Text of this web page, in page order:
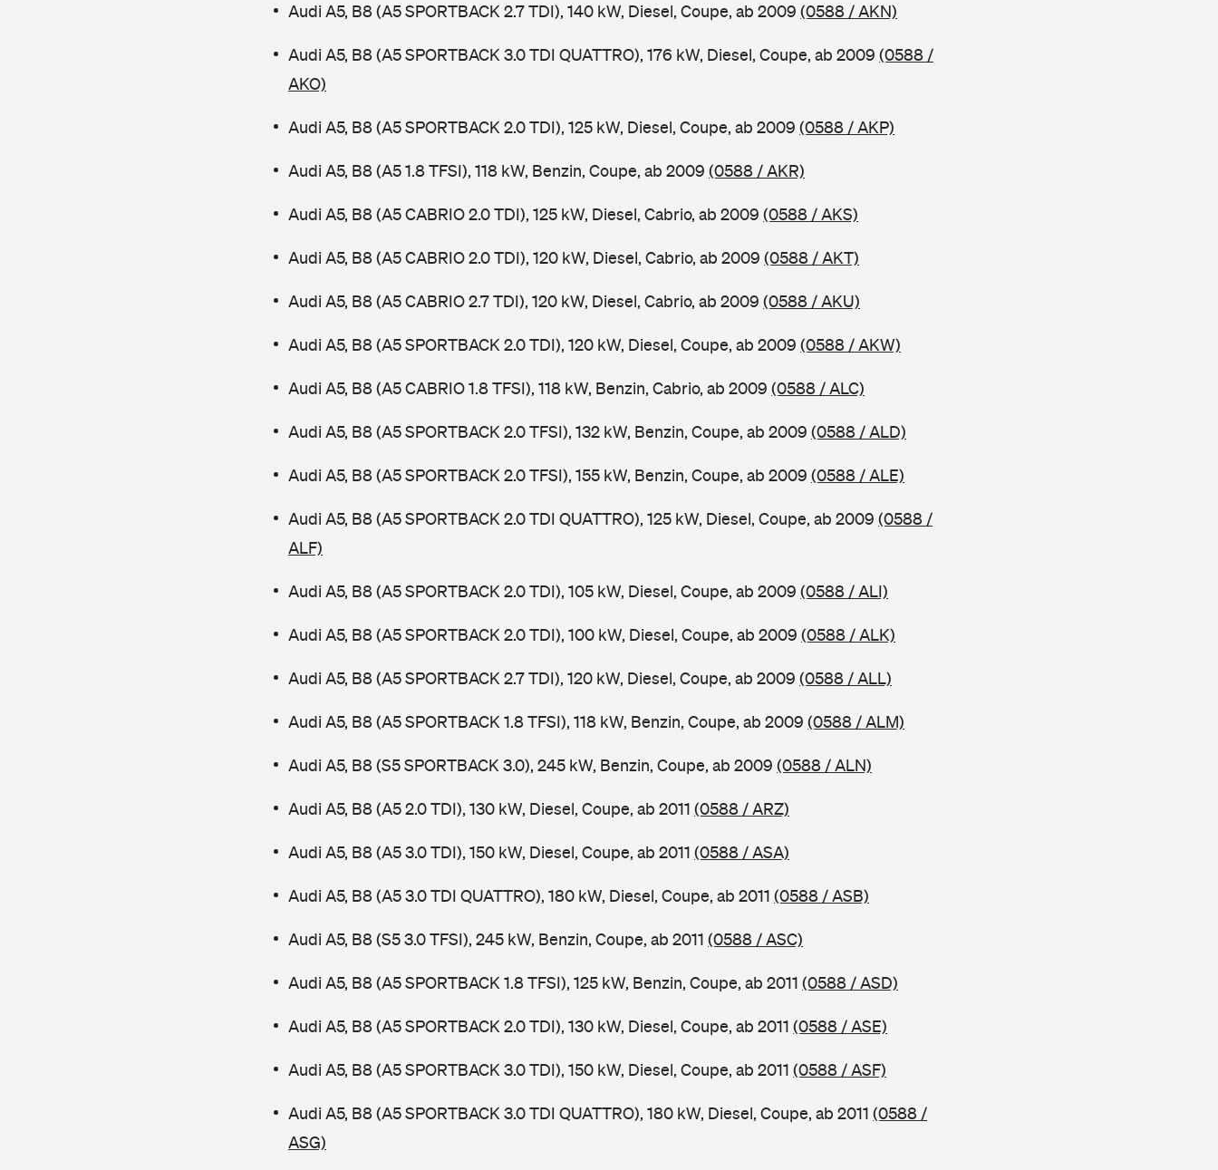
Audi A5, B8 (A5 SPORTBACK 2.7 TDI), 140 kW, Diesel, Coupe, ab 2009 (0588 / AKN)
Audi A5, B8 (A5 SPORTBACK 3.0 TDI QUATTRO), 176 kW, Diesel, Coupe, ab 2009 (0588 /
AKO)
Audi A5, B8 (A5 SPORTBACK 2.0 TDI), 125 kW, Diesel, Coupe, ab 2009 (0588 / AKP)
Audi A5, B8 (A5 1.8 TFSI), 118 kW, Benzin, Coupe, ab 2009 (0588 / AKR)
Audi A5, B8 (A5 CABRIO 2.0 TDI), 125 kW, Diesel, Cabrio, ab 2009 (0588 / AKS)
Audi A5, B8 (A5 CABRIO 2.0 TDI), 120 kW, Diesel, Cabrio, ab 2009 (0588 / AKT)
Audi A5, B8 (A5 CABRIO 2.7 TDI), 120 kW, Diesel, Cabrio, ab 2009 (0588 / AKU)
Audi A5, B8 (A5 SPORTBACK 2.0 TDI), 120 kW, Diesel, Coupe, ab 2009 (0588 / AKW)
Audi A5, B8 (A5 CABRIO 1.8 TFSI), 118 kW, Benzin, Cabrio, ab 2009 (0588 / ALC)
Audi A5, B8 (A5 SPORTBACK 2.0 TFSI), 132 kW, Benzin, Coupe, ab 2009 (0588 / ALD)
Audi A5, B8 (A5 SPORTBACK 2.0 TFSI), 155 kW, Benzin, Coupe, ab 2009 (0588 / ALE)
Audi A5, B8 (A5 SPORTBACK 2.0 TDI QUATTRO), 125 kW, Diesel, Coupe, ab 2009 (0588 /
ALF)
Audi A5, B8 (A5 SPORTBACK 2.0 TDI), 105 kW, Diesel, Coupe, ab 2009 (0588 / ALI)
Audi A5, B8 (A5 SPORTBACK 2.0 TDI), 100 kW, Diesel, Coupe, ab 2009 (0588 / ALK)
Audi A5, B8 (A5 SPORTBACK 2.7 TDI), 120 kW, Diesel, Coupe, ab 2009 (0588 / ALL)
Audi A5, B8 (A5 SPORTBACK 1.8 TFSI), 118 kW, Benzin, Coupe, ab 2009 (0588 / ALM)
Audi A5, B8 (S5 SPORTBACK 3.0), 245 kW, Benzin, Coupe, ab 2009 (0588 / ALN)
Audi A5, B8 (A5 2.0 TDI), 130 kW, Diesel, Coupe, ab 2011 (0588 / ARZ)
Audi A5, B8 (A5 3.0 TDI), 150 kW, Diesel, Coupe, ab 2011 (0588 / ASA)
Audi A5, B8 (A5 3.0 TDI QUATTRO), 180 kW, Diesel, Coupe, ab 2011 (0588 / ASB)
Audi A5, B8 (S5 3.0 TFSI), 245 kW, Benzin, Coupe, ab 2011 (0588 / ASC)
Audi A5, B8 (A5 SPORTBACK 1.8 TFSI), 125 kW, Benzin, Coupe, ab 2011 (0588 / ASD)
Audi A5, B8 (A5 SPORTBACK 2.0 TDI), 130 kW, Diesel, Coupe, ab 2011 (0588 / ASE)
Audi A5, B8 (A5 SPORTBACK 3.0 TDI), 150 kW, Diesel, Coupe, ab 2011 (0588 / ASF)
Audi A5, B8 (A5 SPORTBACK 3.0 TDI QUATTRO), 180 kW, Diesel, Coupe, ab 2011 (0588 /
ASG)